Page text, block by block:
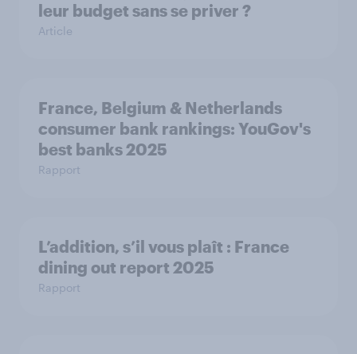
leur budget sans se priver ?
Article
France, Belgium & Netherlands
consumer bank rankings: YouGov's
best banks 2025
Rapport
L’addition, s’il vous plaît : France
dining out report 2025​
Rapport